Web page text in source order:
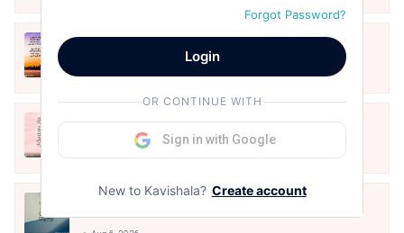
आओ पथिक मेहनत करो
Forgot Password?
Login
OR CONTINUE WITH
Sign in with Google
New to Kavishala? Create account